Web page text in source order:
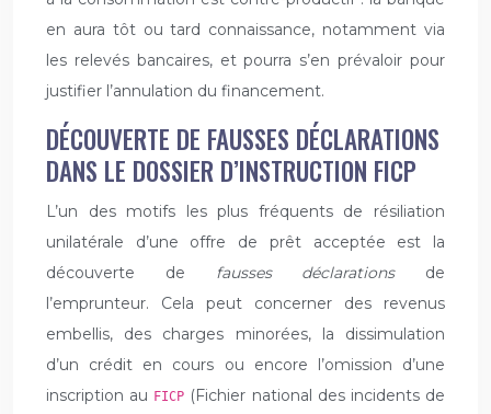
en aura tôt ou tard connaissance, notamment via
les relevés bancaires, et pourra s’en prévaloir pour
justifier l’annulation du financement.
DÉCOUVERTE DE FAUSSES DÉCLARATIONS
DANS LE DOSSIER D’INSTRUCTION FICP
L’un des motifs les plus fréquents de résiliation
unilatérale d’une offre de prêt acceptée est la
découverte de fausses déclarationsde
l’emprunteur. Cela peut concerner des revenus
embellis, des charges minorées, la dissimulation
d’un crédit en cours ou encore l’omission d’une
inscription au FICP (Fichier national des incidents de